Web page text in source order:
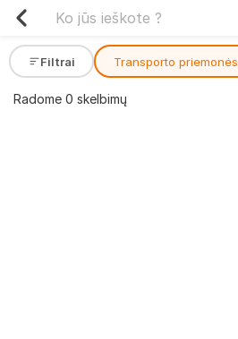
Filtrai Transporto priemonės
Radome 0 skelbimų